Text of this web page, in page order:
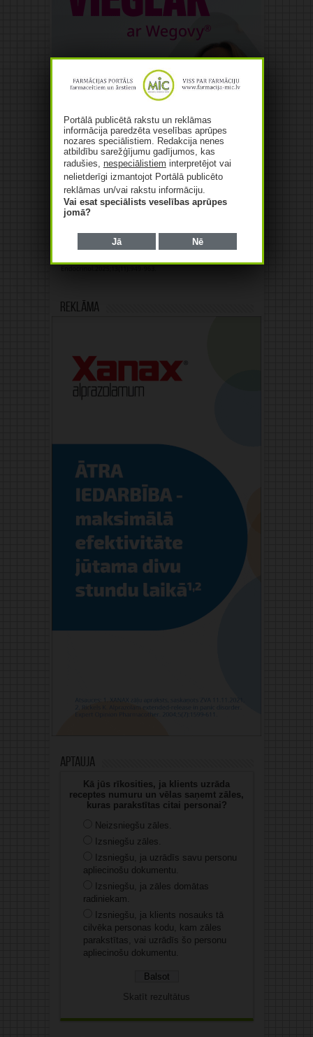
Reklāma
Aptauja
Kā jūs rīkosities, ja klients uzrāda
receptes numuru un vēlas saņemt zāles,
kuras parakstītas citai personai?
Neizsniegšu zāles.
Izsniegšu zāles.
Izsniegšu, ja uzrādīs savu personu
apliecinošu dokumentu.
Izsniegšu, ja zāles domātas
radiniekam.
Izsniegšu, ja klients nosauks tā
cilvēka personas kodu, kam zāles
parakstītas, vai uzrādīs šo personu
apliecinošu dokumentu.
Skatīt rezultātus
Portālā publicētā rakstu un reklāmas
informācija paredzēta veselības aprūpes
nozares speciālistiem. Redakcija nenes
atbildību sarežģījumu gadījumos, kas
radušies, nespeciālistiem interpretējot vai
nelietderīgi izmantojot Portālā publicēto
reklāmas un/vai rakstu informāciju.
Vai esat speciālists veselības aprūpes
jomā?
Jā Nē